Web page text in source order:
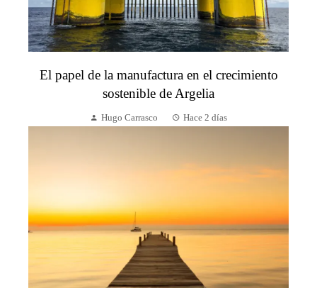
El papel de la manufactura en el crecimiento
sostenible de Argelia
Hugo Carrasco Hace 2 días